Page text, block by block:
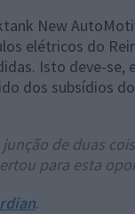
New
elétricos do
Isto deve-
dos subsídios
de duas
para esta
.